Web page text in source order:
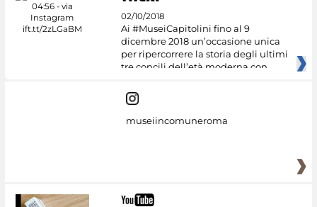
02/10/2018
Ai #MuseiCapitolini fino al 9
dicembre 2018 un’occasione unica
per ripercorrere la storia degli ultimi
tre concili dell’età moderna con
museiincomuneroma